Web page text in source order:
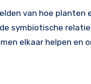
van hoe
symbiotische
elkaar helpen en